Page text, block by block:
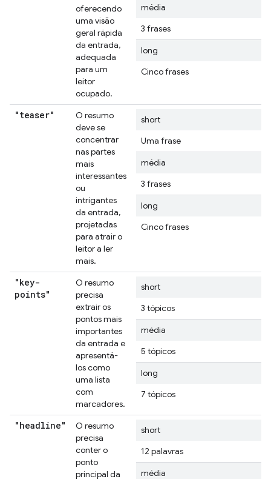
oferecendo
uma visão
geral rápida
da entrada,
adequada
para um
leitor
ocupado.
média
3 frases
long
Cinco frases
"teaser"
O resumo
deve se
concentrar
nas partes
mais
interessantes
ou
intrigantes
da entrada,
projetadas
para atrair o
leitor a ler
mais.
short
Uma frase
média
3 frases
long
Cinco frases
"key-
points"
O resumo
precisa
extrair os
pontos mais
importantes
da entrada e
apresentá-
los como
uma lista
com
marcadores.
short
3 tópicos
média
5 tópicos
long
7 tópicos
"headline"
O resumo
precisa
conter o
ponto
principal da
short
12 palavras
média